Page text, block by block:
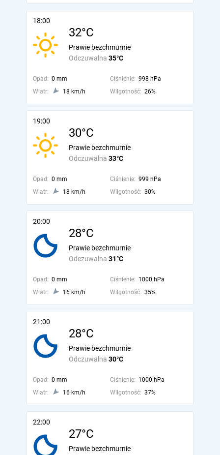
18:00
32°C
Odczuwalna 35°C
Prawie bezchmurnie
Opad: 0 mm Ciśnienie: 998 hPa
Wiatr:
18 km/h Wilgotność: 26%
19:00
30°C
Odczuwalna 33°C
Prawie bezchmurnie
Opad: 0 mm Ciśnienie: 999 hPa
Wiatr:
18 km/h Wilgotność: 30%
20:00
28°C
Odczuwalna 31°C
Prawie bezchmurnie
Opad: 0 mm Ciśnienie: 1000 hPa
Wiatr:
16 km/h Wilgotność: 35%
21:00
28°C
Odczuwalna 30°C
Prawie bezchmurnie
Opad: 0 mm Ciśnienie: 1000 hPa
Wiatr:
16 km/h Wilgotność: 37%
22:00
27°C
Prawie bezchmurnie